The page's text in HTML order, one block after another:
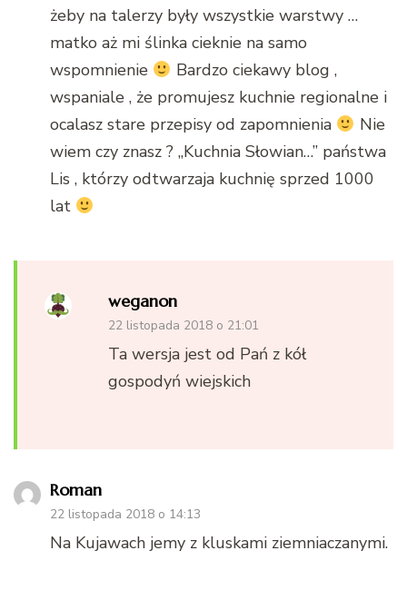
żeby na talerzy były wszystkie warstwy …
matko aż mi ślinka cieknie na samo
wspomnienie
Bardzo ciekawy blog ,
wspaniale , że promujesz kuchnie regionalne i
ocalasz stare przepisy od zapomnienia
Nie
wiem czy znasz ? „Kuchnia Słowian…” państwa
Lis , którzy odtwarzaja kuchnię sprzed 1000
lat
weganon
22 listopada 2018 o 21:01
Ta wersja jest od Pań z kół
gospodyń wiejskich
Roman
22 listopada 2018 o 14:13
Na Kujawach jemy z kluskami ziemniaczanymi.